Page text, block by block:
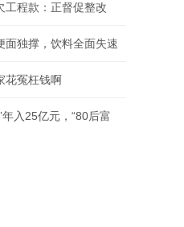
工程款：正督促整改
面独撑，饮料全面失速
花冤枉钱啊
入25亿元，“80后富